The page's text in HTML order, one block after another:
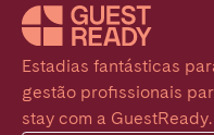
Estadias fantásticas
gestão profissionais
stay com a GuestReady.